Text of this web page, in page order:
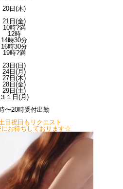
20日(木)
21日(金)
10時?満
12時
14時30分
16時30分
19時?満
23日(日)
24日(月)
27日(木)
28日(金)
29日(土)
３１日(月)
〜20時受付出勤
日祝日もリクエスト
にお待ちしております☆